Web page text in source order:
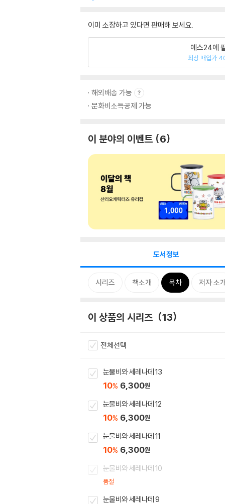
이미 소장하고 있다면 판매해 보세요.
예스24에
최상 매입가
해외배송 가능
문화비소득공제 가능
이 분야의 이벤트 6
도서정보
시리즈 책소개 목차 저자 소
이 상품의 시리즈 13
전체선택
눈물비와 세레나데 13
10% 6,300원
눈물비와 세레나데 12
10% 6,300원
눈물비와 세레나데 11
10% 6,300원
눈물비와 세레나데 10
품절
눈물비와 세레나데 9